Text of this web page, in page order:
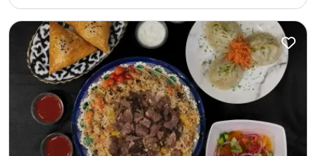
afterworks, séminaires et lancements de produits en moments de
convivialité raffinée. Option sans food Truck : Nous livrons vos plateaux
directement chez vous ou sur le lieu de votre événement en Île-de-France.
Service rapide et soigné. Chez By chonchon nous réinventons la tradition
des pintxos basques en vous proposant des bouchées gastronomiques et
créatives, élaborées avec des produits frais et faits maison. Si vous le
souhaitez allié le salé/sucré pour un apéritif dinatoire complet.